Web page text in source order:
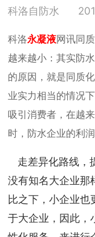
科洛自防水
科洛永凝液网讯同
越来越小：其实防
的原因，就是同质
业实力相当的情况
吸引消费者，在越
时，防水企业的利
走差异化路线，
没有知名大企业那
比之下，小企业也
于大企业，因此，